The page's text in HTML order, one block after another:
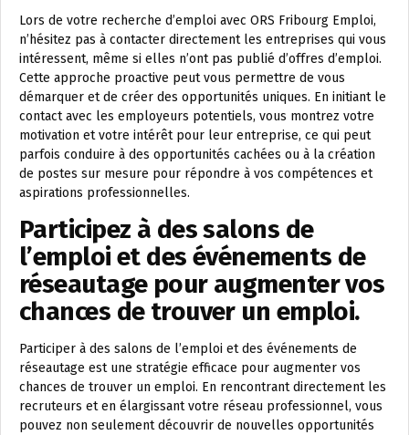
Lors de votre recherche d’emploi avec ORS Fribourg Emploi,
n’hésitez pas à contacter directement les entreprises qui vous
intéressent, même si elles n’ont pas publié d’offres d’emploi.
Cette approche proactive peut vous permettre de vous
démarquer et de créer des opportunités uniques. En initiant le
contact avec les employeurs potentiels, vous montrez votre
motivation et votre intérêt pour leur entreprise, ce qui peut
parfois conduire à des opportunités cachées ou à la création
de postes sur mesure pour répondre à vos compétences et
aspirations professionnelles.
Participez à des salons de
l’emploi et des événements de
réseautage pour augmenter vos
chances de trouver un emploi.
Participer à des salons de l’emploi et des événements de
réseautage est une stratégie efficace pour augmenter vos
chances de trouver un emploi. En rencontrant directement les
recruteurs et en élargissant votre réseau professionnel, vous
pouvez non seulement découvrir de nouvelles opportunités